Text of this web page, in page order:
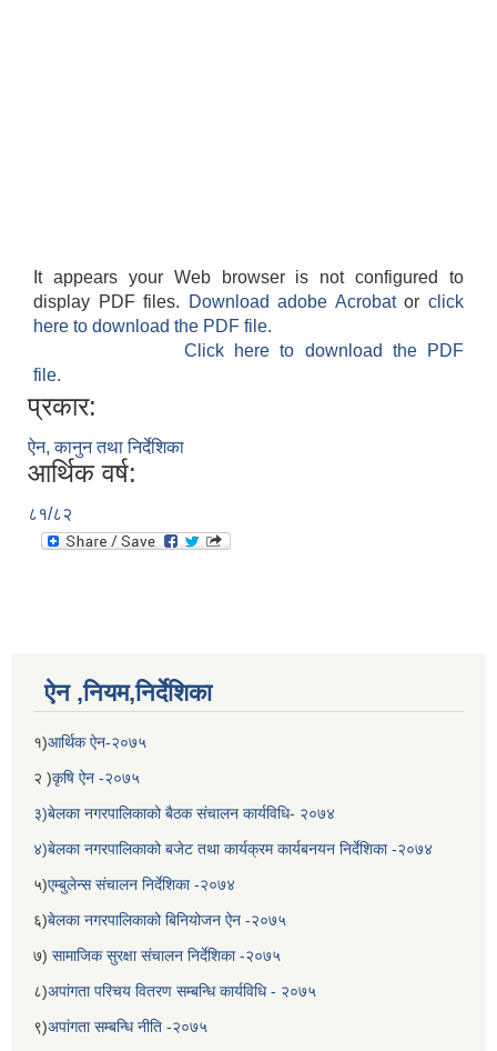
It appears your Web browser is not configured to
display PDF files.
Download adobe Acrobatorclick
here to download the PDF file.
Click here to download the PDF
file.
प्रकार:
ऐन, कानुन तथा निर्देशिका
आर्थिक वर्ष:
८१/८२
ऐन ,नियम,निर्देशिका
१)आर्थिक ऐन-२०७५
२ )कृषि ऐन -२०७५
३)बेलका नगरपालिकाको बैठक संचालन कार्यविधि- २०७४
४)बेलका नगरपालिकाको बजेट तथा कार्यक्रम कार्यबनयन निर्देशिका -२०७४
५)एम्बुलेन्स संचालन निर्देशिका -२०७४
६)बेलका नगरपालिकाको बिनियोजन ऐन -२०७५
७) सामाजिक सुरक्षा संचालन निर्देशिका -२०७५
८)अपांगता परिचय वितरण सम्बन्धि कार्यविधि - २०७५
९)अपांगता सम्बन्धि नीति -२०७५